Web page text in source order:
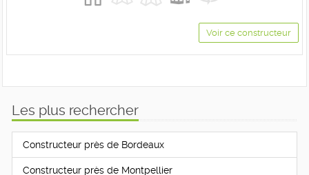
Voir ce constructeur
Les plus rechercher
Constructeur près de Bordeaux
Constructeur près de Montpellier